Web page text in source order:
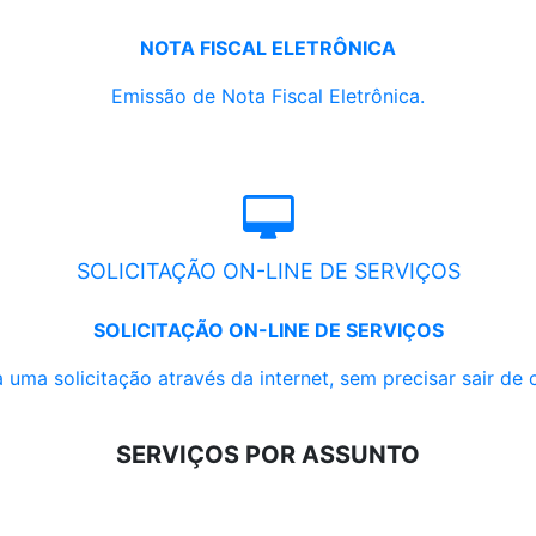
NOTA FISCAL ELETRÔNICA
Emissão de Nota Fiscal Eletrônica.
SOLICITAÇÃO ON-LINE DE SERVIÇOS
SOLICITAÇÃO ON-LINE DE SERVIÇOS
uma solicitação através da internet, sem precisar sair de
SERVIÇOS POR ASSUNTO